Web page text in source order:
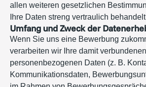
allen weiteren gesetzlichen
Ihre Daten streng vertraulich
Umfang und Zweck der
Wenn Sie uns eine Bewerbung
verarbeiten wir Ihre damit verbundenen
personenbezogenen Daten (z. B.
Kommunikationsdaten,